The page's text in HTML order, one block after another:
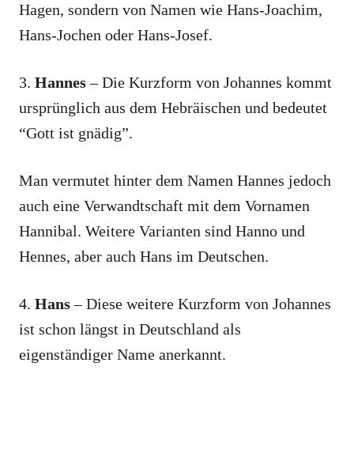
Hagen, sondern von Namen wie Hans-Joachim,
Hans-Jochen oder Hans-Josef.
3. Hannes– Die Kurzform von Johannes kommt
ursprünglich aus dem Hebräischen und bedeutet
“Gott ist gnädig”.
Man vermutet hinter dem Namen Hannes jedoch
auch eine Verwandtschaft mit dem Vornamen
Hannibal. Weitere Varianten sind Hanno und
Hennes, aber auch Hans im Deutschen.
4. Hans– Diese weitere Kurzform von Johannes
ist schon längst in Deutschland als
eigenständiger Name anerkannt.